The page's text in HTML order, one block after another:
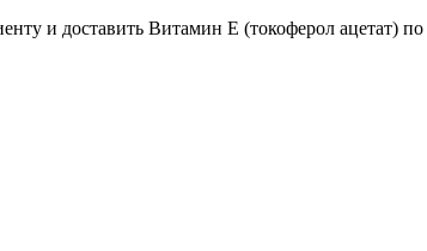
и доставить Витамин E (токоферол ацетат)